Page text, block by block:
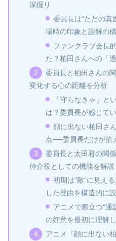
深掘り
委員長は“ただの真
場時の印象と誤解の
ファンクラブ会長
た？柏田さんへの「
委員長と柏田さんの
変化する心の距離を分析
「守らなきゃ」と
は？委員長が感じてい
顔に出ない柏田さ
点──委員長だけが拾
委員長と太田君の関
仲介役としての機能を解説
初期は“敵”に見え
した理由を構造的に
アニメで際立つ“通
の好意を最初に理解
アニメ『顔に出ない